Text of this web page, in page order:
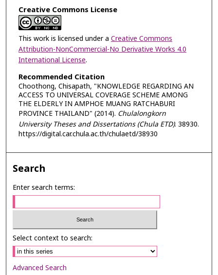
Creative Commons License
This work is licensed under a Creative Commons
Attribution-NonCommercial-No Derivative Works 4.0
International License.
Recommended Citation
Choothong, Chisapath, "KNOWLEDGE REGARDING AN
ACCESS TO UNIVERSAL COVERAGE SCHEME AMONG
THE ELDERLY IN AMPHOE MUANG RATCHABURI
PROVINCE THAILAND" (2014). Chulalongkorn
University Theses and Dissertations (Chula ETD). 38930.
https://digital.car.chula.ac.th/chulaetd/38930
Search
Enter search terms:
Select context to search:
Advanced Search